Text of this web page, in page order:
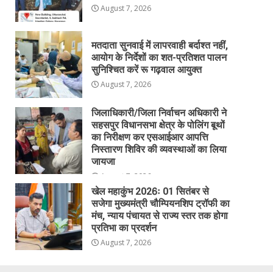
August 7, 2026
मतदाता सुनवाई में लापरवाही बर्दाश्त नहीं,
आयोग के निर्देशों का शत-प्रतिशत पालन
सुनिश्चित करें रू गढ़वाल आयुक्त
August 7, 2026
जिलाधिकारी/जिला निर्वाचन अधिकारी ने
सहसपुर विधानसभा क्षेत्र के पोलिंग बूथों
का निरीक्षण कर एसआईआर आपत्ति
निस्तारण शिविर की व्यवस्थाओं का लिया
जायजा
August 7, 2026
खेल महाकुंभ 2026ः 01 सितंबर से
सजेगा मुख्यमंत्री चौम्पियनशिप ट्रॉफी का
मंच, न्याय पंचायत से राज्य स्तर तक होगा
प्रतिभा का प्रदर्शन
August 7, 2026